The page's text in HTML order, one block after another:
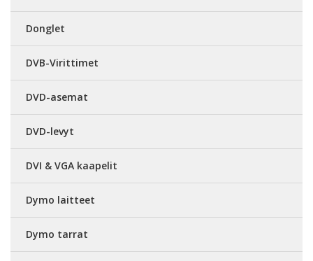
Donglet
DVB-Virittimet
DVD-asemat
DVD-levyt
DVI & VGA kaapelit
Dymo laitteet
Dymo tarrat